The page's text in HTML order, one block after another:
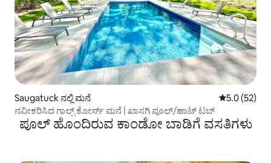
Saugatuck ನಲ್ಲಿ ಮನೆ 5 ರಲ್ಲಿ 5.0
5.0 (52)
ನವೀಕರಿಸಿದ ಗಾಲ್ಫ್ ಕೋರ್ಸ್ ಮನೆ | ಖಾಸಗಿ ಪೂಲ್/ಹಾಟ್ ಟಬ್
ಪೂಲ್ ಹೊಂದಿರುವ ಕಾಂಡೋ ಬಾಡಿಗೆ ವಸತಿಗಳು